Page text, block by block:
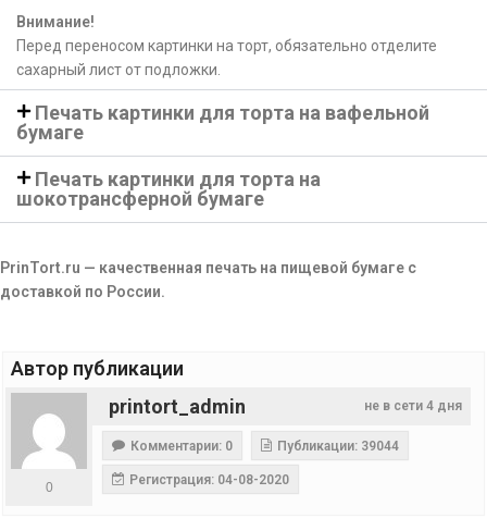
Внимание!
Перед переносом картинки на торт, обязательно отделите
сахарный лист от подложки.
Печать картинки для торта на вафельной
бумаге
Печать картинки для торта на
шокотрансферной бумаге
PrinTort.ru — качественная печать на пищевой бумаге с
доставкой по России.
Автор публикации
не в сети 4 дня
printort_admin
0
Комментарии: 0 Публикации: 39044
Регистрация: 04-08-2020